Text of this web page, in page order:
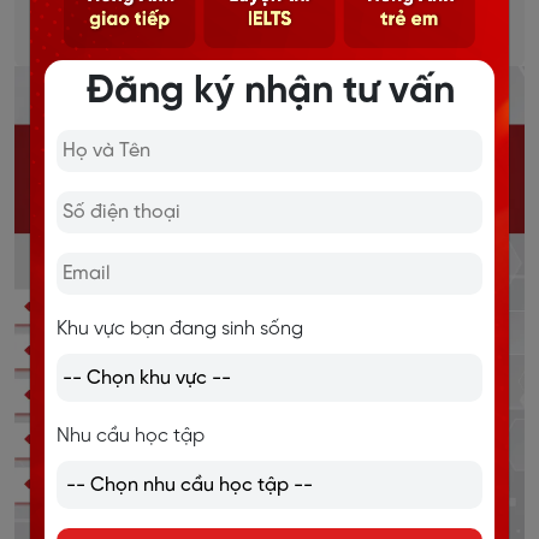
Chi tiết
Đăng ký nhận tư vấn
Khu vực bạn đang sinh sống
Nhu cầu học tập